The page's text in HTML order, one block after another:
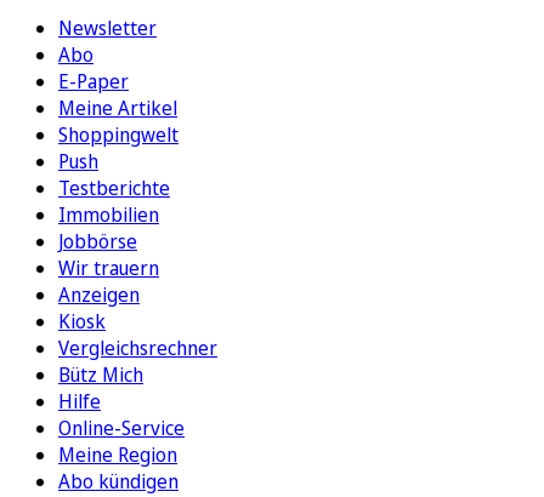
Newsletter
Abo
E-Paper
Meine Artikel
Shoppingwelt
Push
Testberichte
Immobilien
Jobbörse
Wir trauern
Anzeigen
Kiosk
Vergleichsrechner
Bütz Mich
Hilfe
Online-Service
Meine Region
Abo kündigen